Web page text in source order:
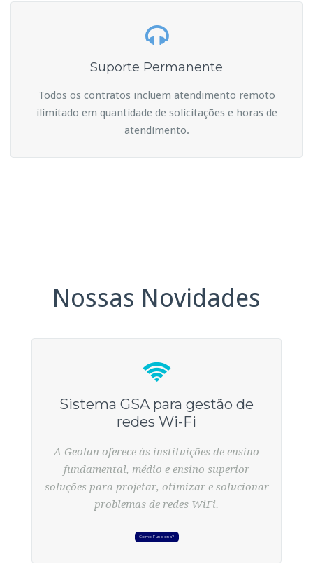
Suporte Permanente
Todos os contratos incluem atendimento remoto
ilimitado em quantidade de solicitações e horas de
atendimento.
Nossas Novidades
Sistema GSA para gestão de
redes Wi-Fi
A Geolan oferece às instituições de ensino
fundamental, médio e ensino superior
soluções para projetar, otimizar e solucionar
problemas de redes WiFi.
Como Funciona?